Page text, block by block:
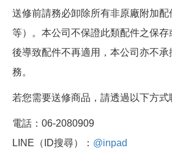
送修前請務必卸除所有非原廠附加
等）。本公司不保證此類配件之保
後導致配件不再適用，本公司亦不
務。
若您需要送修商品，請透過以下方式
電話：06-2080909
LINE（ID搜尋）： @inpad